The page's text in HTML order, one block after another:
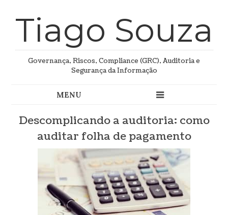
Tiago Souza
Governança, Riscos, Compliance (GRC), Auditoria e
Segurança da Informação
Descomplicando a auditoria: como
auditar folha de pagamento